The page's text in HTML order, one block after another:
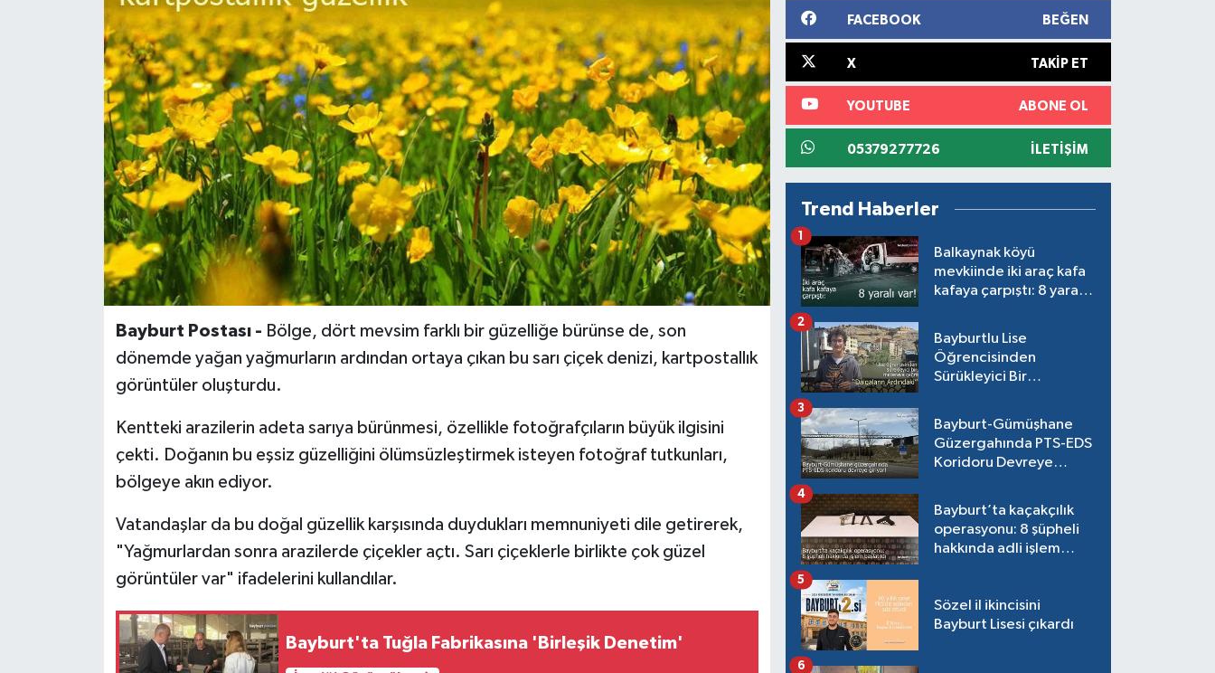
Bayburt Postası - Bölge, dört mevsim farklı bir güzelliğe bürünse de, son
dönemde yağan yağmurların ardından ortaya çıkan bu sarı çiçek denizi, kartpostallık
görüntüler oluşturdu.
Kentteki arazilerin adeta sarıya bürünmesi, özellikle fotoğrafçıların büyük ilgisini
çekti. Doğanın bu eşsiz güzelliğini ölümsüzleştirmek isteyen fotoğraf tutkunları,
bölgeye akın ediyor.
Vatandaşlar da bu doğal güzellik karşısında duydukları memnuniyeti dile getirerek,
"Yağmurlardan sonra arazilerde çiçekler açtı. Sarı çiçeklerle birlikte çok güzel
görüntüler var" ifadelerini kullandılar.
Bayburt'ta Tuğla Fabrikasına 'Birleşik Denetim'
FACEBOOK BEĞEN
X TAKIP ET
YOUTUBE ABONE OL
05379277726 İLETIŞIM
Trend Haberler
Balkaynak köyü
mevkiinde iki araç kafa
kafaya çarpıştı: 8 yaralı
1
Bayburtlu Lise
Öğrencisinden
Sürükleyici Bir
2
Bayburt-Gümüşhane
Güzergahında PTS-EDS
Koridoru Devreye
3
Bayburt’ta kaçakçılık
operasyonu: 8 şüpheli
hakkında adli işlem
4
Sözel il ikincisini
Bayburt Lisesi çıkardı
5
6